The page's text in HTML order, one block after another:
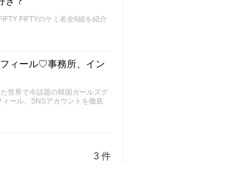
FIFTYのケミ名全6組を紹介
ィール♡事務所、イン
世界で今話題の韓国ガールズグ
ール、SNSアカウントを徹底
3 件